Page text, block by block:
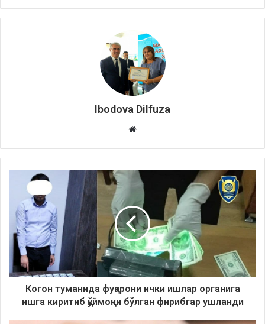
Ibodova Dilfuza
Website
Когон туманида фуқарони ички ишлар органига
ишга киритиб қўймоқчи бўлган фирибгар ушланди